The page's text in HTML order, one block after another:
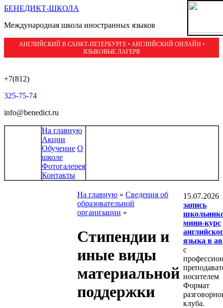
БЕНЕДИКТ-ШКОЛА
Международная школа иностранных языков
АНГЛИЙСКИЙ В САНКТ-ПЕТЕРБУРГЕ • АНГЛИЙСКИЙ ОНЛАЙН •
ЯЗЫКОВЫЕ ЛАГЕРЯ
+7(812)
325-75-74
info@benedict.ru
На главную
Акции
Обучение О
школе
Фотогалерея
Контакты
На главную » Сведения об
образовательной
организации »
Стипендии и
иные виды
материальной
поддержки
запись
мини-курс
языка в
с
Формат
клуба.